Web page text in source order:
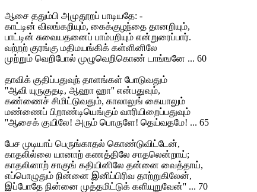
ஆசை ததும்பி அமுதூறப் பாடியதே: -
காட்டின் விலங்கறியும், கைக்குழந்தை தானறியும்,
பாட்டின் சுவையதனைப் பாம்பறியும் என்றுரைப்பார்.
வற்றற் குரங்கு மதிமயங்கிக் கள்ளினிலே
முற்றும் வெறிபோல் முழுவெறிகொண் டாங்ஙனே ... 60
தாவிக் குதிப்பதுவுந் தாளங்கள் போடுவதும்
''ஆவி யுருகுதடி, ஆஹா ஹா'' என்பதுவும்,
கண்ணைச் சிமிட்டுவதும், காலாலுங் கையாலும்
மண்ணைப் பிறாண்டியெங்கும் வாரியிறைப்பதுவும்
''ஆசைக் குயிலே! அரும் பொருளே! தெய்வதமே! ... 65
பேச முடியாப் பெருங்காதல் கொண்டுவிட்டேன்,
காதலில்லை யானாற் கணத்திலே சாதலென்றாய்;
காதலினாற் சாகுங் கதியினிலே தன்னை வைத்தாய்,
எப்பொழுதும் நின்னை இனிப்பிரிவ தாற்றுகிலேன்,
இப்போதே நின்னை முத்தமிட்டுக் களியுறுவேன்'' ... 70